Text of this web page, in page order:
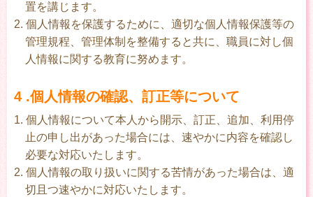
置を講じます。
2. 個人情報を保護するために、適切な個人情報保護等の
管理規程、管理体制を整備すると共に、職員に対し個
人情報に関する教育に努めます。
4 .個人情報の確認、訂正等について
1. 個人情報について本人から開示、訂正、追加、利用停
止の申し出があった場合には、速やかに内容を確認し
必要な対応いたします。
2. 個人情報の取り扱いに関する苦情があった場合は、適
切且つ速やかに対応いたします。